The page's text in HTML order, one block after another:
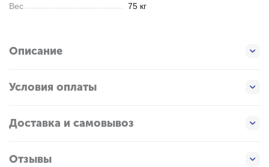
Вес 75 кг
Описание
Условия оплаты
Доставка и самовывоз
Отзывы